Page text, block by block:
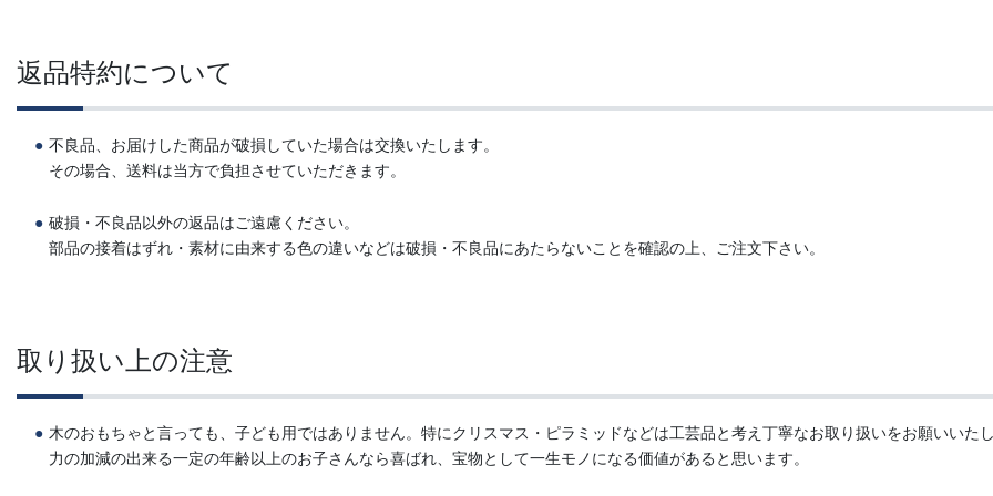
返品特約について
不良品、お届けした商品が破損していた場合は交換いたします。
その場合、送料は当方で負担させていただきます。
破損・不良品以外の返品はご遠慮ください。
部品の接着はずれ・素材に由来する色の違いなどは破損・不良品にあたらないことを確認の上、ご注文下さい。
取り扱い上の注意
木のおもちゃと言っても、子ども用ではありません。特にクリスマス・ピラミッドなどは工芸品と考え丁寧なお取り扱いをお願いいた
力の加減の出来る一定の年齢以上のお子さんなら喜ばれ、宝物として一生モノになる価値があると思います。